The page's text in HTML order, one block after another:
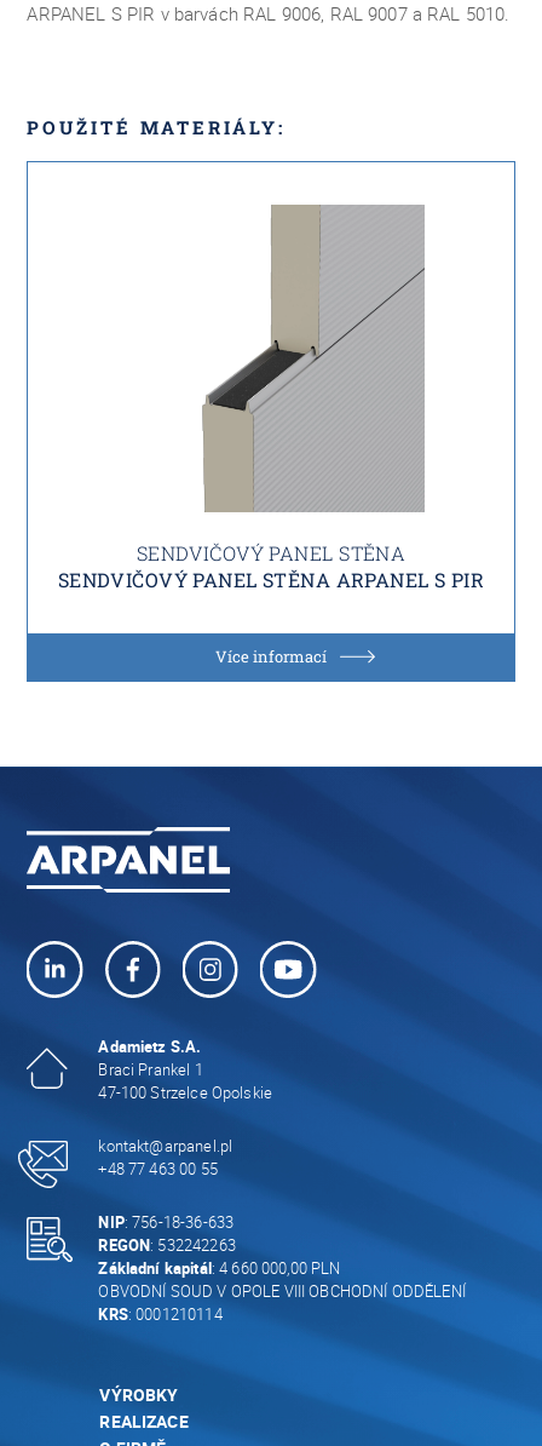
ARPANEL S PIR v barvách RAL 9006, RAL 9007 a RAL 5010.
POUŽITÉ MATERIÁLY:
SENDVIČOVÝ PANEL STĚNA
SENDVIČOVÝ PANEL STĚNA ARPANEL S PIR
Více informací
Adamietz S.A.
Braci Prankel 1
47-100 Strzelce Opolskie
kontakt@arpanel.pl
+48 77 463 00 55
NIP: 756-18-36-633
REGON: 532242263
Základní kapitál: 4 660 000,00 PLN
OBVODNÍ SOUD V OPOLE VIII OBCHODNÍ ODDĚLENÍ
KRS: 0001210114
VÝROBKY
REALIZACE